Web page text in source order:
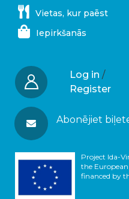
Vietas, kur paēst
Iepirkšanās
Log in /
Register
Abonējiet
Project Ida-
the
financed by